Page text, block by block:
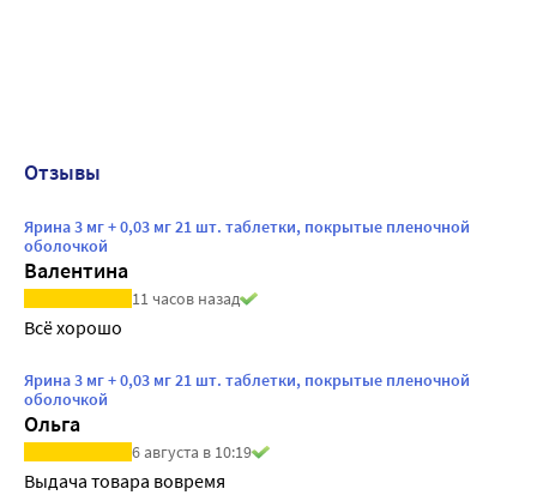
Отзывы
Ярина 3 мг + 0,03 мг 21 шт. таблетки, покрытые пленочной
оболочкой
Валентина
11 часов назад
Всё хорошо
Ярина 3 мг + 0,03 мг 21 шт. таблетки, покрытые пленочной
оболочкой
Ольга
6 августа в 10:19
Выдача товара вовремя